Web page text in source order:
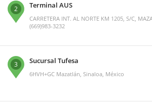
2 Terminal AUS
CARRETERA INT. AL NORTE KM 1205, S/C,
(669)983-3232
3 Sucursal Tufesa
6HVH+GC Mazatlán, Sinaloa, México